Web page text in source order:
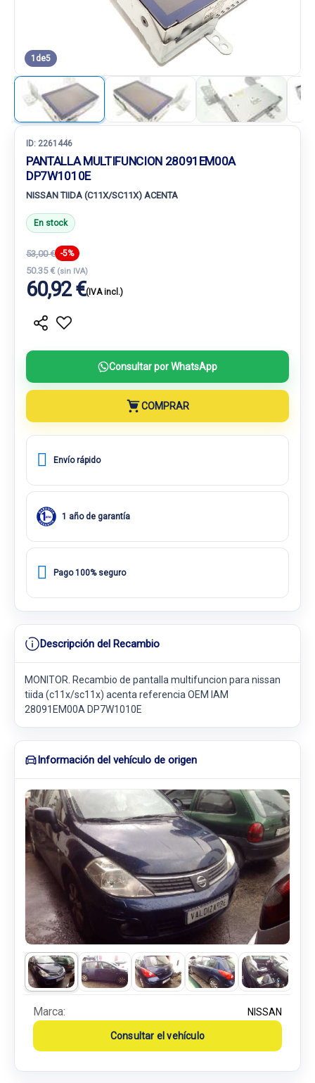
1 de5
ID: 2261446
PANTALLA MULTIFUNCION 28091EM00A
DP7W1010E
NISSAN TIIDA (C11X/SC11X) ACENTA
En stock
53,00 € -5%
50.35 € (sin IVA)
60,92 €(IVA incl.)
Consultar por WhatsApp
COMPRAR
Envío rápido
1 año de garantía
Pago 100% seguro
Descripción del Recambio
MONITOR. Recambio de pantalla multifuncion para nissan
tiida (c11x/sc11x) acenta referencia OEM IAM
28091EM00A DP7W1010E
Información del vehículo de origen
Marca: NISSAN
Consultar el vehículo